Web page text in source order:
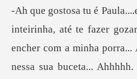
encher com a minha